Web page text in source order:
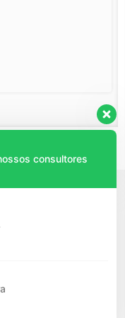
Lapa - PR
000
consultores